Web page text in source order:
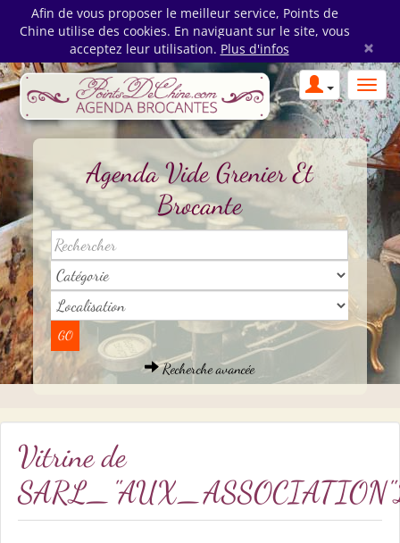
Afin de vous proposer le meilleur service, Points de
Chine utilise des cookies. En naviguant sur le site, vous
acceptez leur utilisation. Plus d'infos ×
Agenda Vide Grenier Et
Brocante
Recherche avancée
Vitrine de